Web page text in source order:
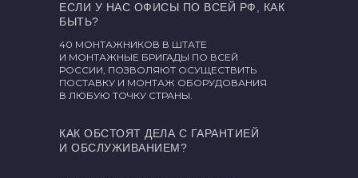
40 МОНТАЖНИКОВ В ШТАТЕ
И МОНТАЖНЫЕ БРИГАДЫ ПО ВСЕЙ
РОССИИ, ПОЗВОЛЯЮТ ОСУЩЕСТВИТЬ
ПОСТАВКУ И МОНТАЖ ОБОРУДОВАНИЯ
В ЛЮБУЮ ТОЧКУ СТРАНЫ.
ЕСЛИ У НАС ОФИСЫ ПО ВСЕЙ РФ, КАК
БЫТЬ?
КАК ОБСТОЯТ ДЕЛА С ГАРАНТИЕЙ
И ОБСЛУЖИВАНИЕМ?